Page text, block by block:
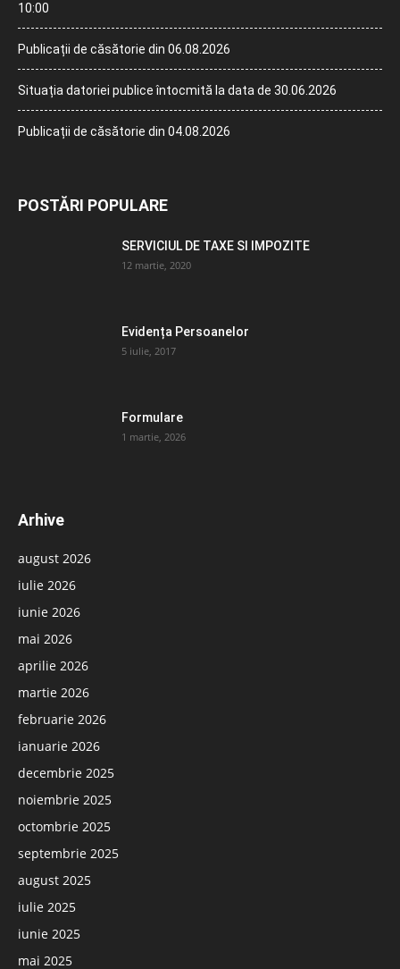
10:00
Publicații de căsătorie din 06.08.2026
Situația datoriei publice întocmită la data de 30.06.2026
Publicații de căsătorie din 04.08.2026
POSTĂRI POPULARE
SERVICIUL DE TAXE SI IMPOZITE
12 martie, 2020
Evidența Persoanelor
5 iulie, 2017
Formulare
1 martie, 2026
Arhive
august 2026
iulie 2026
iunie 2026
mai 2026
aprilie 2026
martie 2026
februarie 2026
ianuarie 2026
decembrie 2025
noiembrie 2025
octombrie 2025
septembrie 2025
august 2025
iulie 2025
iunie 2025
mai 2025